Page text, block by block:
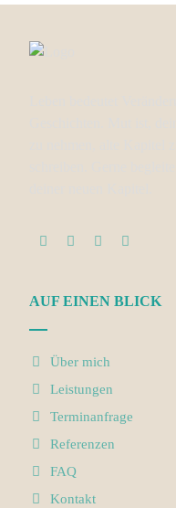
AUF EINEN BLICK
Über mich
Leistungen
Terminanfrage
Referenzen
FAQ
Kontakt